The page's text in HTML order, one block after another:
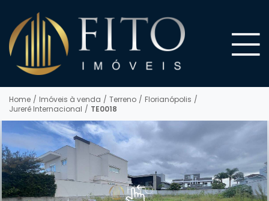
Home / Imóveis à venda / Terreno / Florianópolis /
Jurerê Internacional / TE0018